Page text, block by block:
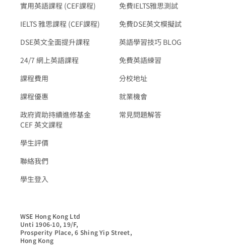
實用英語課程 (CEF課程)
IELTS 雅思課程 (CEF課程)
DSE英文全面提升課程
24/7 網上英語課程
課程費用
課程優惠
政府資助持續進修基金
CEF 英文課程
學生評價
聯絡我們
學生登入
免費IELTS雅思測試
免費DSE英文模擬試
英語學習技巧 BLOG
免費英語練習
分校地址
就業機會
常見問題解答
WSE Hong Kong Ltd
Unti 1906-10, 19/F,
Prosperity Place, 6 Shing Yip Street,
Hong Kong